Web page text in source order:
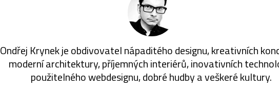
Ondřej Krynek je obdivovatel nápaditého designu, kreativních
moderní architektury, příjemných interiérů, inovativních
použitelného webdesignu, dobré hudby a veškeré kultury.